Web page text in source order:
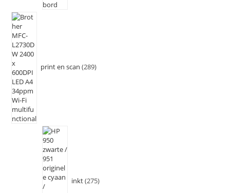
print en scan 289
inkt 275